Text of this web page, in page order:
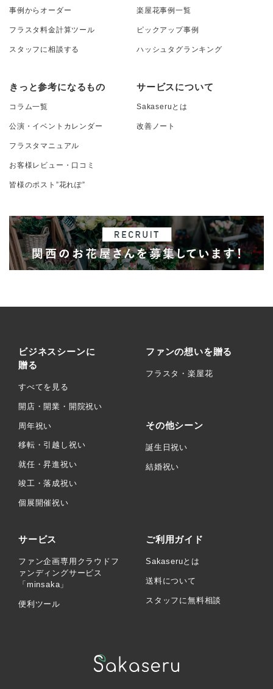
事例からオーダー
フラスタ料金計算ツール
スタッフに相談する
楽屋花事例一覧
ピックアップ事例
ハッシュタグランキング
きっと参考になるもの
コラム一覧
公演・イベントカレンダー
フラスタマニュアル
お客様レビュー・口コミ
皆様のポスト”花れぽ”
サービスについて
Sakaseruとは
改善ノート
ビジネスシーンに
贈る
すべてを見る
開店・開業・開院祝い
周年祝い
移転・引越し祝い
就任・昇進祝い
竣工・落成祝い
個展開催祝い
ファンの想いを贈る
フラスタ・楽屋花
その他シーン
誕生日祝い
結婚祝い
サービス
ファン企画専用クラウドフ
ァンディングサービス
「minsaka」
便利ツール
ご利用ガイド
Sakaseruとは
送料について
スタッフに無料相談